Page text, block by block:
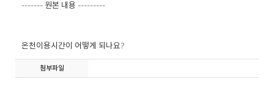
------- 원본 내용 ---------
온천이용시간이 어떻게 되나요?
첨부파일